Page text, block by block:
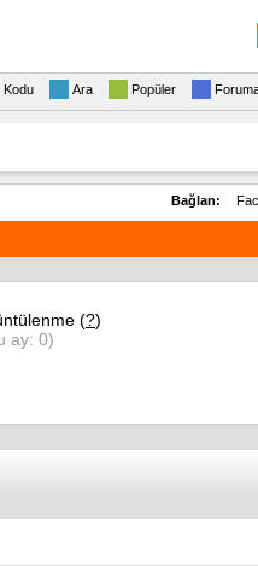
Kodu Ara Popüler
Bağlan:
(?)
ay: 0)